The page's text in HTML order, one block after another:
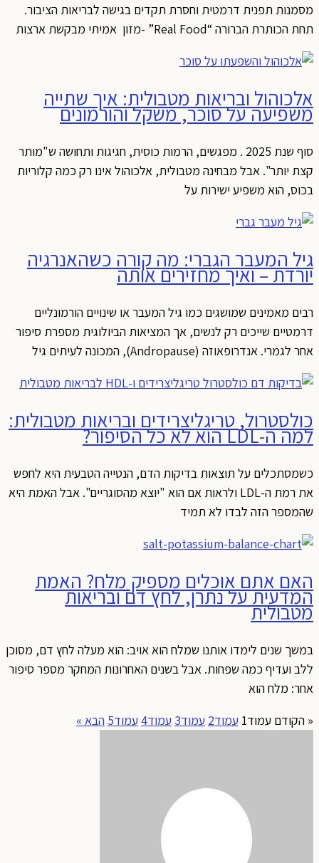
מסמנות תפנית דרמטית וחסרת תקדים בגישה לבריאות הציבור.
תחת הכותרת הברורה “Real Food” -מזון אמיתי מבקשת ארצות
אלכוהול ובריאות מטבולית: איך שתייה
משפיעה על סוכר, משקל והורמונים
סוף שנת 2025 . מפגשים, הרמות כוסית, חגיגות ותחושה ש"מותר
קצת יותר". אבל מבחינה מטבולית, אלכוהול אינו רק כמה קלוריות
בכוס, הוא משפיע ישירות על
גיל המעבר הגברי: מה קורה כשהאנרגיה
יורדת – ואיך מחזירים אותה
רבים מאמינים שמושגים כמו גיל המעבר או שינויים הורמונליים
דרמטיים שייכים רק לנשים, אך המציאות הביולוגית מספרת סיפור
אחר לגמרי. אנדרופאוזה (Andropause), המכונה לעיתים גיל
כולסטרול, טריגליצרידים ובריאות מטבולית:
למה ה-LDL הוא לא כל הסיפור?
כשמסתכלים על תוצאות בדיקות הדם, הנטייה הטבעית היא לחפש
את רמת ה-LDL ולראות אם הוא "יוצא מהסוגריים". אבל האמת היא
שהמספר הזה לבדו לא תמיד
האם אתם אוכלים מספיק מלח? האמת
המדעית על נתרן, לחץ דם ובריאות
מטבולית
במשך שנים לימדו אותנו שמלח הוא אויב: הוא מעלה לחץ דם, מסוכן
ללב ועדיף כמה שפחות. אבל בשנים האחרונות המחקר מספר סיפור
אחר: מלח הוא
« הקודם עמוד1 עמוד2 עמוד3 עמוד4 עמוד5 הבא »